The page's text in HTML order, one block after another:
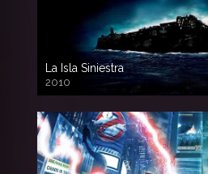
La Isla Siniestra
2010
720p HD